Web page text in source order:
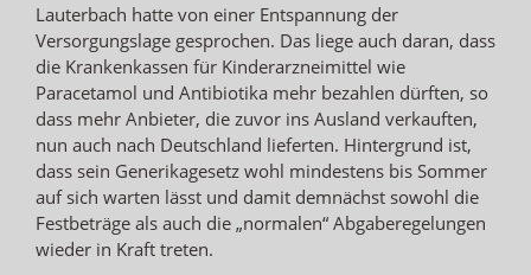
Lauterbach hatte von einer Entspannung der
Versorgungslage gesprochen. Das liege auch daran, dass
die Krankenkassen für Kinderarzneimittel wie
Paracetamol und Antibiotika mehr bezahlen dürften, so
dass mehr Anbieter, die zuvor ins Ausland verkauften,
nun auch nach Deutschland lieferten. Hintergrund ist,
dass sein Generikagesetz wohl mindestens bis Sommer
auf sich warten lässt und damit demnächst sowohl die
Festbeträge als auch die „normalen“ Abgaberegelungen
wieder in Kraft treten.